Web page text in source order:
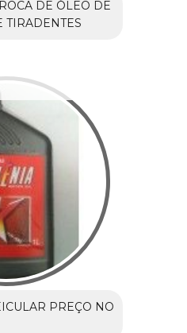
DE ÓLEO DE
TIRADENTES
PREÇO NO